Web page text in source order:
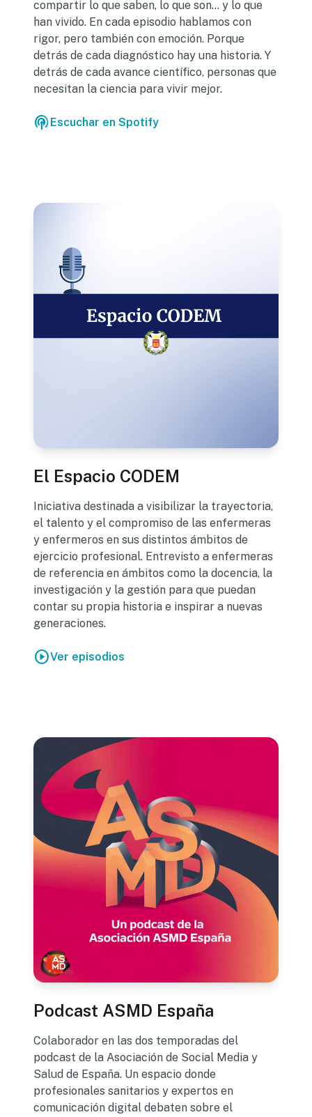
compartir lo que saben, lo que son… y lo que
han vivido. En cada episodio hablamos con
rigor, pero también con emoción. Porque
detrás de cada diagnóstico hay una historia. Y
detrás de cada avance científico, personas que
necesitan la ciencia para vivir mejor.
podcastsEscuchar en Spotify
El Espacio CODEM
Iniciativa destinada a visibilizar la trayectoria,
el talento y el compromiso de las enfermeras
y enfermeros en sus distintos ámbitos de
ejercicio profesional. Entrevisto a enfermeras
de referencia en ámbitos como la docencia, la
investigación y la gestión para que puedan
contar su propia historia e inspirar a nuevas
generaciones.
play_circleVer episodios
Podcast ASMD España
Colaborador en las dos temporadas del
podcast de la Asociación de Social Media y
Salud de España. Un espacio donde
profesionales sanitarios y expertos en
comunicación digital debaten sobre el